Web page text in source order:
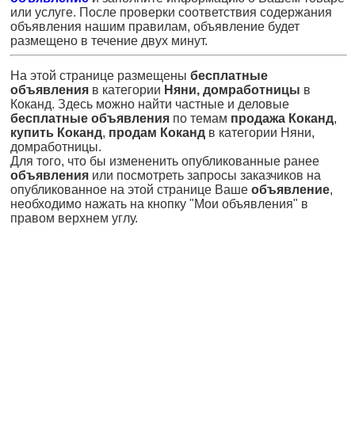
или услуге. После проверки соответствия содержания
объявления нашим правилам, объявление будет
размещено в течение двух минут.
На этой странице размещены бесплатные
объявления в категории Няни, домработницы в
Коканд. Здесь можно найти частные и деловые
бесплатные объявления по темам продажа Коканд,
купить Коканд, продам Коканд в категории Няни,
домработницы.
Для того, что бы измененить опубликованные ранее
объявления или посмотреть запросы заказчиков на
опубликованное на этой странице Ваше объявление,
необходимо нажать на кнопку "Мои объявления" в
правом верхнем углу.